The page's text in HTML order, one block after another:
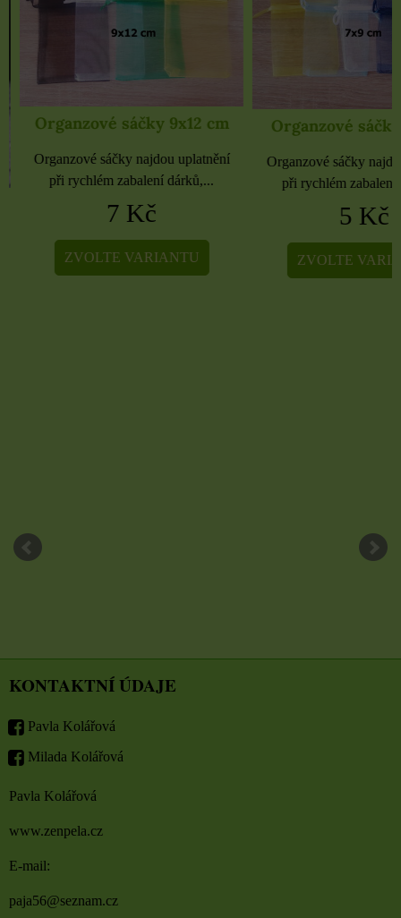
Organzové sáčky 9x12 cm
Organzové sáčky najdou uplatnění
při rychlém zabalení dárků,...
7 Kč
ZVOLTE VARIANTU
Organzové sáčky
Organzové sáčky
při rychlém zabalení
5 Kč
ZVOLTE
KONTAKTNÍ ÚDAJE
Pavla Kolářová
Milada Kolářová
Pavla Kolářová
www.zenpela.cz
E-mail:
paja56@seznam.cz